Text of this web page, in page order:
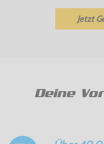
Jetzt
Deine